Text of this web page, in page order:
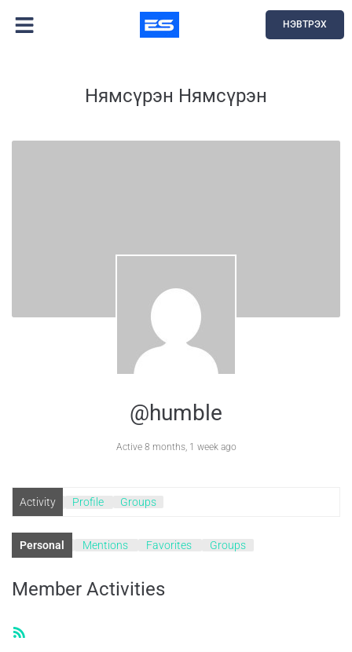
НЭВТРЭХ
Нямсүрэн Нямсүрэн
@humble
Active 8 months, 1 week ago
Activity Profile Groups
Personal Mentions Favorites Groups
Member Activities